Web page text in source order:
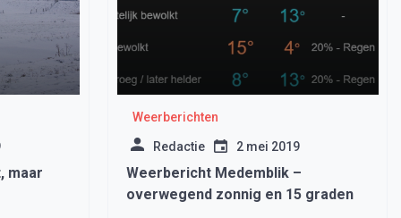
maar
Weerberichten
Redactie 2 mei 2019
Weerbericht Medemblik –
overwegend zonnig en 15 graden